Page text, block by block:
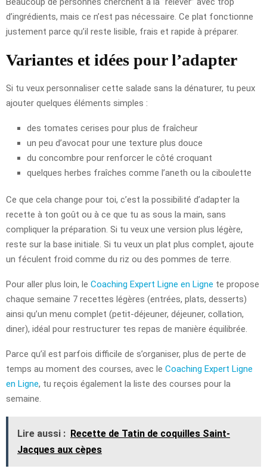
d’ingrédients, mais ce n’est pas nécessaire. Ce plat fonctionne
justement parce qu’il reste lisible, frais et rapide à préparer.
Variantes et idées pour l’adapter
Si tu veux personnaliser cette salade sans la dénaturer, tu peux
ajouter quelques éléments simples :
des tomates cerises pour plus de fraîcheur
un peu d’avocat pour une texture plus douce
du concombre pour renforcer le côté croquant
quelques herbes fraîches comme l’aneth ou la ciboulette
Ce que cela change pour toi, c’est la possibilité d’adapter la
recette à ton goût ou à ce que tu as sous la main, sans
compliquer la préparation. Si tu veux une version plus légère,
reste sur la base initiale. Si tu veux un plat plus complet, ajoute
un féculent froid comme du riz ou des pommes de terre.
Pour aller plus loin, le Coaching Expert Ligne en Ligne te propose
chaque semaine 7 recettes légères (entrées, plats, desserts)
ainsi qu’un menu complet (petit-déjeuner, déjeuner, collation,
diner), idéal pour restructurer tes repas de manière équilibrée.
Parce qu’il est parfois difficile de s’organiser, plus de perte de
temps au moment des courses, avec le Coaching Expert Ligne
en Ligne, tu reçois également la liste des courses pour la
semaine.
Lire aussi : Recette de Tatin de coquilles Saint-
Jacques aux cèpes